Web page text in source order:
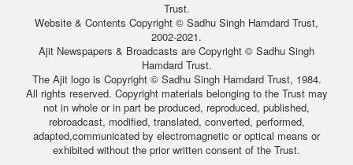
Trust.
Website & Contents Copyright © Sadhu Singh Hamdard Trust,
2002-2021.
Ajit Newspapers & Broadcasts are Copyright © Sadhu Singh
Hamdard Trust.
The Ajit logo is Copyright © Sadhu Singh Hamdard Trust, 1984.
All rights reserved. Copyright materials belonging to the Trust may
not in whole or in part be produced, reproduced, published,
rebroadcast, modified, translated, converted, performed,
adapted,communicated by electromagnetic or optical means or
exhibited without the prior written consent of the Trust.